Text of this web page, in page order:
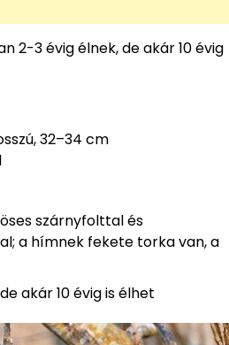
2-3 évig élnek, de akár 10 évig
32–34 cm
szárnyfolttal és
a hímnek fekete torka van, a
akár 10 évig is élhet